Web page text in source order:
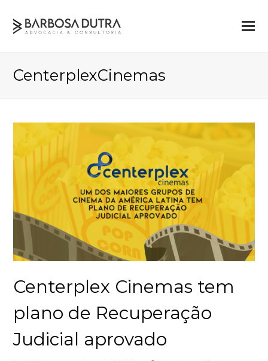
CenterplexCinemas
Centerplex Cinemas tem
plano de Recuperação
Judicial aprovado